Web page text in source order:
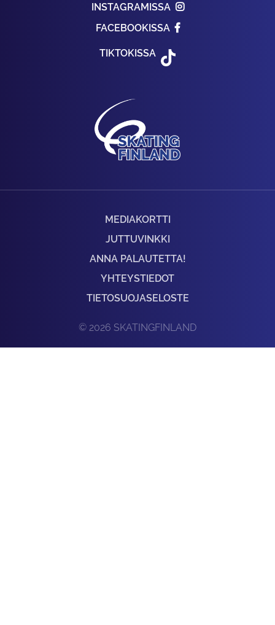
INSTAGRAMISSA
FACEBOOKISSA
TIKTOKISSA
MEDIAKORTTI
JUTTUVINKKI
ANNA PALAUTETTA!
YHTEYSTIEDOT
TIETOSUOJASELOSTE
© 2026 SKATINGFINLAND